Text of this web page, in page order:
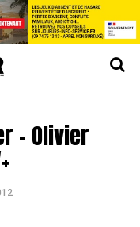
– Olivier